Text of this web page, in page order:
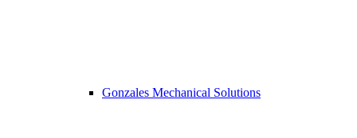
Gonzales Mechanical Solutions